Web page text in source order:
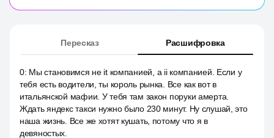
Пересказ Расшифровка
0: Мы становимся не it компанией, а ii компанией. Если у
тебя есть водители, ты король рынка. Все как вот в
итальянской мафии. У тебя там закон поруки амерта.
Ждать яндекс такси нужно было 230 минут. Ну слушай, это
наша жизнь. Все же хотят кушать, потому что я в
девяностых.